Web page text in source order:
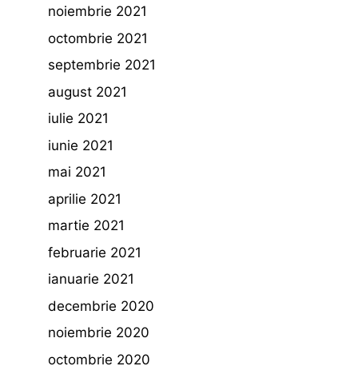
noiembrie 2021
octombrie 2021
septembrie 2021
august 2021
iulie 2021
iunie 2021
mai 2021
aprilie 2021
martie 2021
februarie 2021
ianuarie 2021
decembrie 2020
noiembrie 2020
octombrie 2020